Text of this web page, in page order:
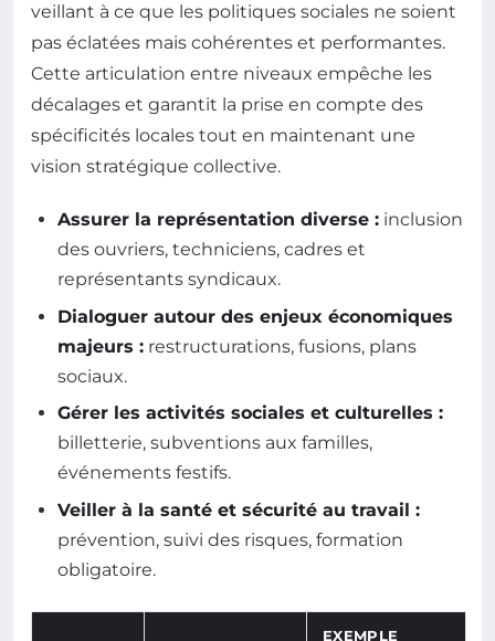
veillant à ce que les politiques sociales ne soient
pas éclatées mais cohérentes et performantes.
Cette articulation entre niveaux empêche les
décalages et garantit la prise en compte des
spécificités locales tout en maintenant une
vision stratégique collective.
Assurer la représentation diverse : inclusion
des ouvriers, techniciens, cadres et
représentants syndicaux.
Dialoguer autour des enjeux économiques
majeurs : restructurations, fusions, plans
sociaux.
Gérer les activités sociales et culturelles :
billetterie, subventions aux familles,
événements festifs.
Veiller à la santé et sécurité au travail :
prévention, suivi des risques, formation
obligatoire.
EXEMPLE